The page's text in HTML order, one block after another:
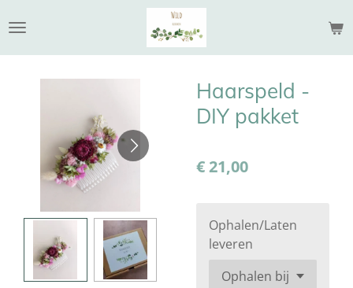
direct
naar
Haarspeld -
DIY pakket
€ 21,00
Ophalen/Laten
leveren